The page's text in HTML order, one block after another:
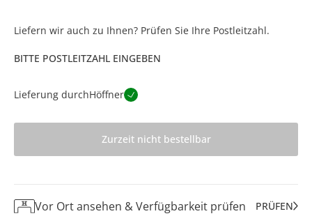
Liefern wir auch zu Ihnen? Prüfen Sie Ihre Postleitzahl.
BITTE POSTLEITZAHL EINGEBEN
Lieferung durchHöffner
Zurzeit nicht bestellbar
Vor Ort ansehen & Verfügbarkeit prüfen PRÜFEN